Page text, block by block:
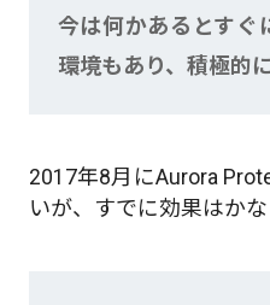
今は何かあるとすぐ
環境もあり、積極的
2017年8月にAurora
いが、すでに効果はか